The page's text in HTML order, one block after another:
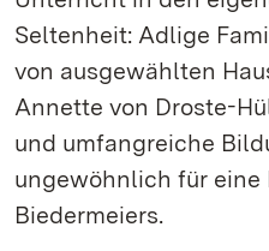
Seltenheit: Adlige
von ausgewählten
Annette von Droste-
und umfangreiche
ungewöhnlich für eine
Biedermeiers.